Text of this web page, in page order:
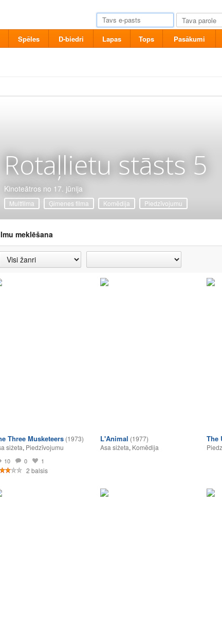
Spēles D-biedri Lapas Tops Pasākumi
Rotaļlietu stāsts 5
Kinoteātros no 17. jūnija
Multfilma Ģimenes filma Komēdija Piedzīvojumu
meklēšana
Three Musketeers (1973)
sižeta, Piedzīvojumu
10 0 1
2 balsis
L'Animal (1977)
Asa sižeta, Komēdija
The